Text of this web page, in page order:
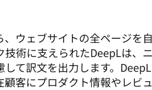
、ウェブサイトの全ページを
術に支えられたDeepLは、
て訳文を出力します。
客にプロダクト情報やレビ